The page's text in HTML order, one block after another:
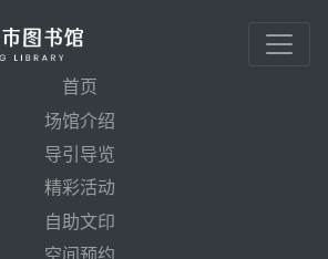
首页
场馆介绍
导引导览
精彩活动
自助文印
空间预约